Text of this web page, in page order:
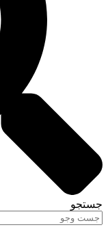
جستجو